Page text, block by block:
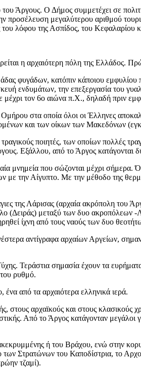
Άργους. Ο Δήμος συμμετέχει σε
προσέλευση μεγαλύτερου αριθμού
λόφου της Ασπίδος, του Κεφαλαρίου
η αρχαιότερη πόλη της Ελλάδος.
φυγάδων, κατόπιν κάποιου
ενδυμάτων, την επεξεργασία του
μέχρι τον 6ο αιώνα π.Χ., δηλαδή πριν
στα οποία όλοι οι Έλληνες
και των οίκων των Μακεδόνων
ποιητές, των οποίων πολλές
Εξάλλου, από το Άργος
μνημεία που σώζονται μέχρι
την Αίγυπτο. Με την μέθοδο της
της Λάρισας (αρχαία ακρόπολη του
(Δειράς) μεταξύ των δυο
ίχνη από τους ναούς των δυο
αντίγραφα αρχαίων Αργείων,
Τεράστια σημασία έχουν τα
ρυθμό.
από τα αρχαιότερα ελληνικά ιερά.
αρχαϊκούς και στους κλασικούς
Από το Άργος κατάγονταν
ή του Βράχου, ενώ στην
των Στρατώνων του Καποδίστρια, το
τζαμί).